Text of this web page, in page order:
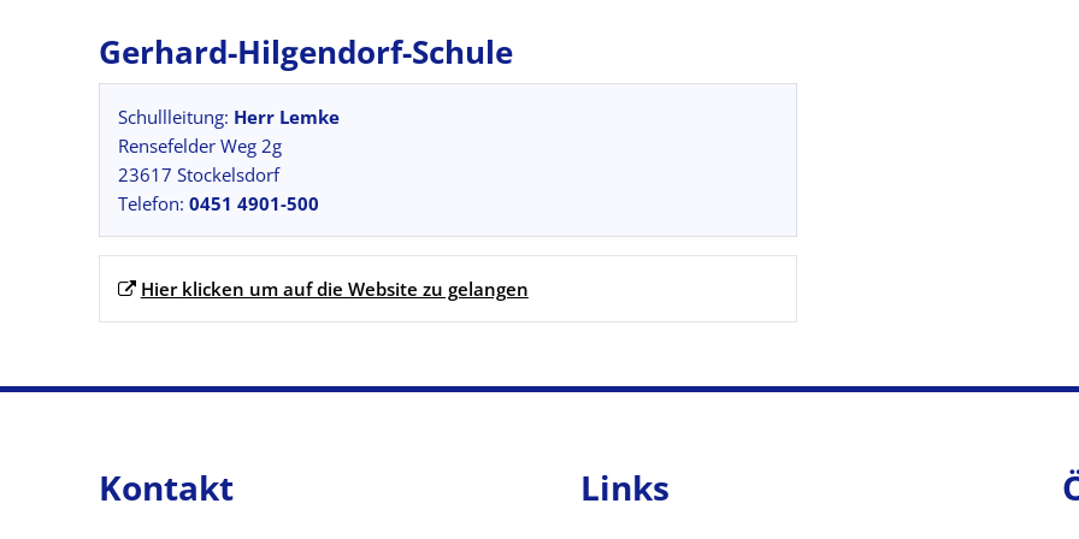
Gerhard-Hilgendorf-Schule
Schullleitung: Herr Lemke
Rensefelder Weg 2g
23617 Stockelsdorf
Telefon: 0451 4901-500
Hier klicken um auf die Website zu gelangen
Kontakt Links